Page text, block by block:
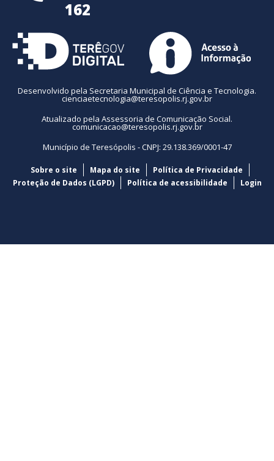
162
Desenvolvido pela Secretaria Municipal de Ciência e Tecnologia.
cienciaetecnologia@teresopolis.rj.gov.br
Atualizado pela Assessoria de Comunicação Social.
comunicacao@teresopolis.rj.gov.br
Município de Teresópolis - CNPJ: 29.138.369/0001-47
Sobre o site Mapa do site
Política de Privacidade
Proteção de Dados (LGPD)
Política de acessibilidade Login